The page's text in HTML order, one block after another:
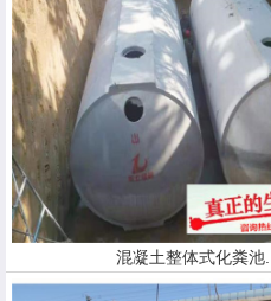
混凝土整体式化粪池...